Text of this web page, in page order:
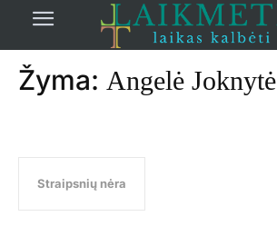
žymos Angelė Joknytė
Žyma: Angelė Joknytė
Straipsnių nėra